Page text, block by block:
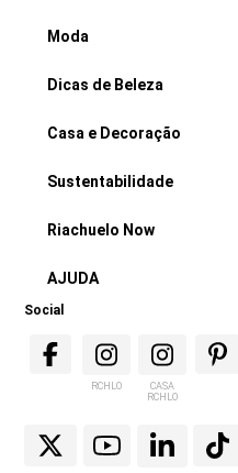
Moda
Dicas de Beleza
Casa e Decoração
Sustentabilidade
Riachuelo Now
AJUDA
Social
RCHLO
CASA
RCHLO